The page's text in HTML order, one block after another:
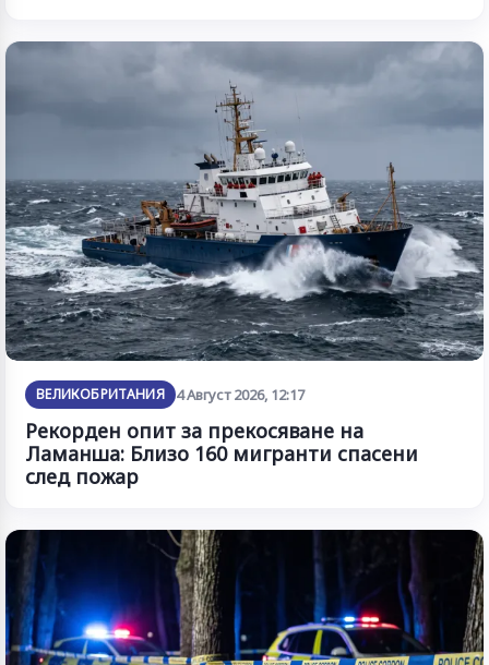
ВЕЛИКОБРИТАНИЯ 4 Август 2026, 12:17
Рекорден опит за прекосяване на
Ламанша: Близо 160 мигранти спасени
след пожар